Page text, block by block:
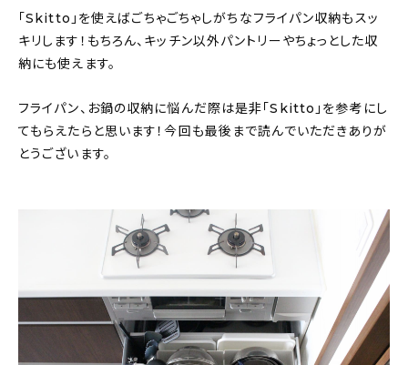
「Skitto」を使えばごちゃごちゃしがちなフライパン収納もスッ
キリします！もちろん、キッチン以外パントリーやちょっとした収
納にも使えます。
フライパン、お鍋の収納に悩んだ際は是非「Skitto」を参考にし
てもらえたらと思います！今回も最後まで読んでいただきありが
とうございます。